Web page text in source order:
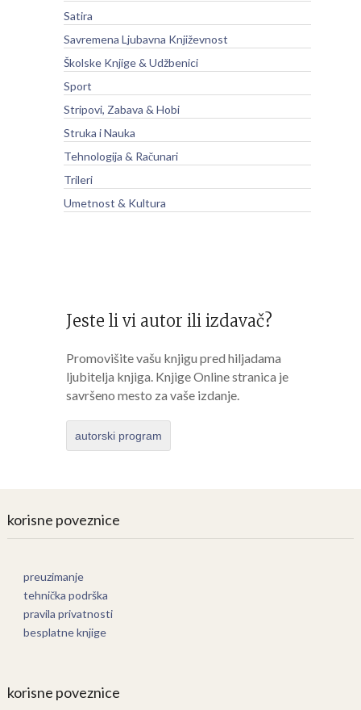
Satira
Savremena Ljubavna Književnost
Školske Knjige & Udžbenici
Sport
Stripovi, Zabava & Hobi
Struka i Nauka
Tehnologija & Računari
Trileri
Umetnost & Kultura
Jeste li vi autor ili izdavač?
Promovišite vašu knjigu pred hiljadama
ljubitelja knjiga. Knjige Online stranica je
savršeno mesto za vaše izdanje.
autorski program
korisne poveznice
preuzimanje
tehnička podrška
pravila privatnosti
besplatne knjige
korisne poveznice